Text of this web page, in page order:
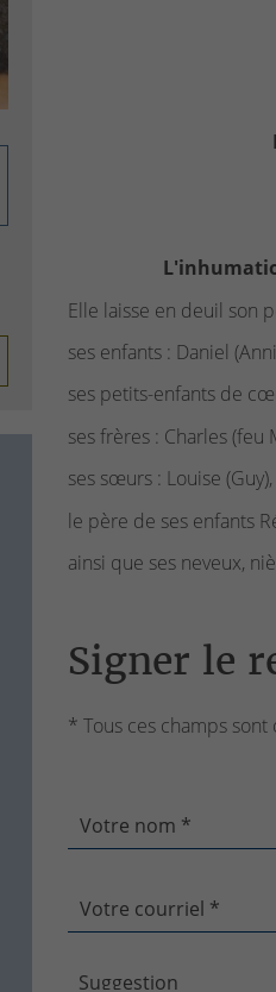
Elle laisse en deuil son
ses enfants : Daniel
ses petits-enfants de
ses frères : Charles (feu
ses sœurs : Louise
le père de ses enfants
ainsi que ses neveux,
Signer le
* Tous ces champs sont
Votre nom *
Votre courriel *